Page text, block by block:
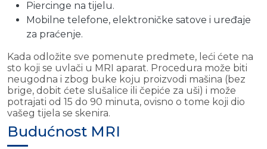
Piercinge na tijelu.
Mobilne telefone, elektroničke satove i uređaje
za praćenje.
Kada odložite sve pomenute predmete, leći ćete na
sto koji se uvlači u MRI aparat. Procedura može biti
neugodna i zbog buke koju proizvodi mašina (bez
brige, dobit ćete slušalice ili čepiće za uši) i može
potrajati od 15 do 90 minuta, ovisno o tome koji dio
vašeg tijela se skenira.
Budućnost MRI